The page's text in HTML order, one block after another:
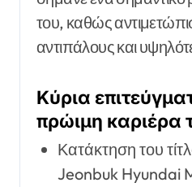
του, καθώς
αντιπάλους και
Κύρια
πρώιμη καριέρα
Κατάκτηση του
Jeonbuk Hyundai